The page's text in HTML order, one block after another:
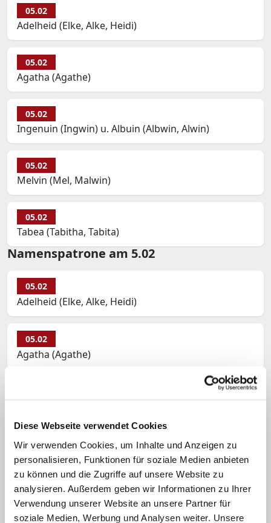
Diese Webseite verwendet Cookies
Wir verwenden Cookies, um Inhalte und Anzeigen zu
personalisieren, Funktionen für soziale Medien anbieten
zu können und die Zugriffe auf unsere Website zu
analysieren. Außerdem geben wir Informationen zu Ihrer
Verwendung unserer Website an unsere Partner für
soziale Medien, Werbung und Analysen weiter. Unsere
05.02
Adelheid (Elke, Alke, Heidi)
05.02
Agatha (Agathe)
05.02
Ingenuin (Ingwin) u. Albuin (Albwin, Alwin)
05.02
Melvin (Mel, Malwin)
05.02
Tabea (Tabitha, Tabita)
Namenspatrone am 5.02
05.02
Adelheid (Elke, Alke, Heidi)
05.02
Agatha (Agathe)
05.02
Melvin (Mel, Malwin)
05.02
Tabea (Tabitha, Tabita)